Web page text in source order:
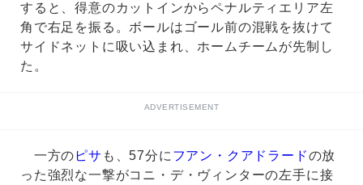
すると、得意のカットインからペナルティエリア左
角で右足を振る。ボールはゴール前の混戦を抜けて
サイドネットに吸い込まれ、ホームチームが先制し
た。
ADVERTISEMENT
一方の ピサ も、57分にフアン・クアドラードの放
った強烈な一撃がコニ・デ・ヴィンターの左手に接